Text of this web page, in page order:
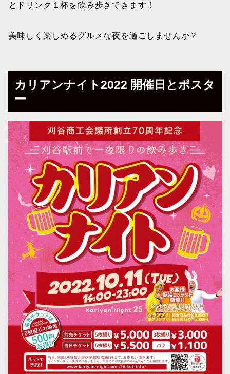
とドリンク１杯を飲み歩きできます！
美味しく楽しめるグルメな夜を過ごしませんか？
カリアンナイト2022 開催日とポスタ
ー